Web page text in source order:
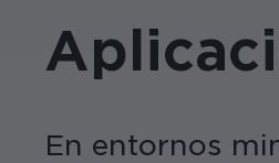
En entornos